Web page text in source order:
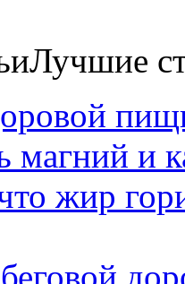
Лучшие
магний и
жир